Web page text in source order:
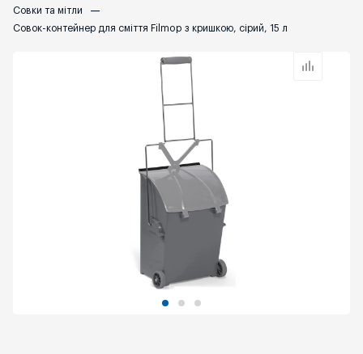
Совки та мітли —
Совок-контейнер для сміття Filmop з кришкою, сірий, 15 л